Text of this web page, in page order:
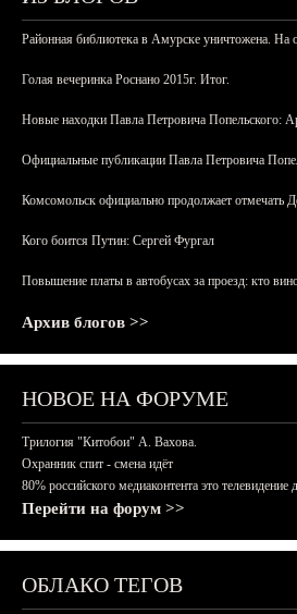
Районная библиотека в Амурске уничтожена. На
Голая вечеринка Роснано 2015г. Итог.
Новые находки Павла Петровича Попельского:
Официальные публикации Павла Петровича
Комсомольск официально продолжает отмечать
Кого боится Путин: Сергей Фургал
Повышение платы в автобусах за проезд: кто
Архив блогов >>
НОВОЕ НА ФОРУМЕ
Трилогия "Китобои" А. Вахова.
Охранник спит - смена идёт
80% российского медиаконтента это
Перейти на форум >>
ОБЛАКО ТЕГОВ